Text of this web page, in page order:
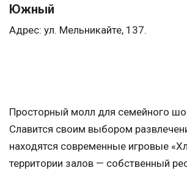
Южный
Адрес: ул. Мельникайте, 137.
Просторный молл для семейного
Славится своим выбором
находятся современные игровые
территории залов — собственный